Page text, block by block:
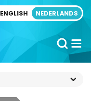
ENGLISH NEDERLANDS